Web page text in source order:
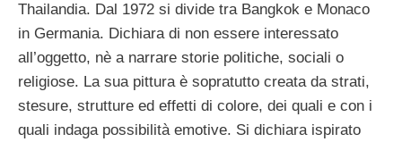
Thailandia. Dal 1972 si divide tra Bangkok e Monaco
in Germania. Dichiara di non essere interessato
all’oggetto, nè a narrare storie politiche, sociali o
religiose. La sua pittura è sopratutto creata da strati,
stesure, strutture ed effetti di colore, dei quali e con i
quali indaga possibilità emotive. Si dichiara ispirato